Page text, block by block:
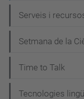
Serveis i
Setmana de la
Time to Talk
Tecnologies